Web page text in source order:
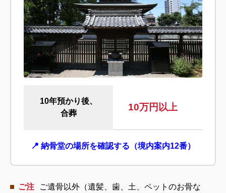
10年預かり後、
合葬
10万円以上
📍 納骨堂の場所を確認する（境内案内12番）
ご注
ご遺骨以外（遺髪、歯、土、ペットのお骨な